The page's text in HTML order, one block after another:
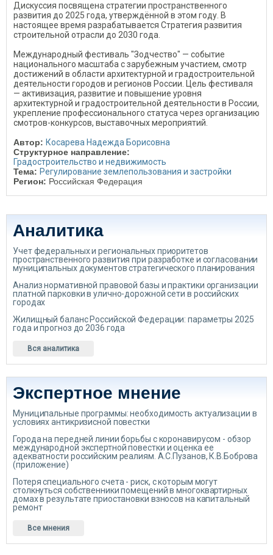
Дискуссия посвящена стратегии пространственного
развития до 2025 года, утверждённой в этом году. В
настоящее время разрабатывается Стратегия развития
строительной отрасли до 2030 года.
Международный фестиваль "Зодчество" — событие
национального масштаба с зарубежным участием, смотр
достижений в области архитектурной и градостроительной
деятельности городов и регионов России. Цель фестиваля
— активизация, развитие и повышение уровня
архитектурной и градостроительной деятельности в России,
укрепление профессионального статуса через организацию
смотров-конкурсов, выставочных мероприятий.
Автор: Косарева Надежда Борисовна
Структурное направление:
Градостроительство и недвижимость
Тема: Регулирование землепользования и застройки
Регион: Российская Федерация
Аналитика
Учет федеральных и региональных приоритетов
пространственного развития при разработке и согласовании
муниципальных документов стратегического планирования
Анализ нормативной правовой базы и практики организации
платной парковки в улично-дорожной сети в российских
городах
Жилищный баланс Российской Федерации: параметры 2025
года и прогноз до 2036 года
Вся аналитика
Экспертное мнение
Муниципальные программы: необходимость актуализации в
условиях антикризисной повестки
Города на передней линии борьбы с коронавирусом - обзор
международной экспертной повестки и оценка ее
адекватности российским реалиям. А.С.Пузанов, К.В.Боброва
(приложение)
Потеря специального счета - риск, с которым могут
столкнуться собственники помещений в многоквартирных
домах в результате приостановки взносов на капитальный
ремонт
Все мнения